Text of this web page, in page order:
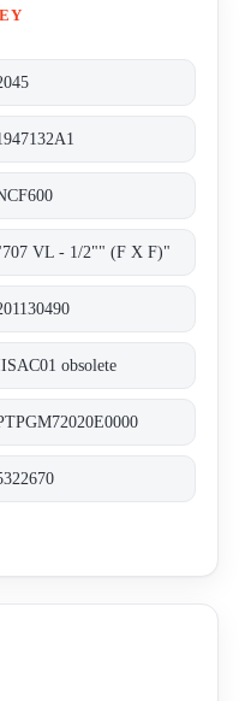
VL - 1/2"" (F X F)"
obsolete